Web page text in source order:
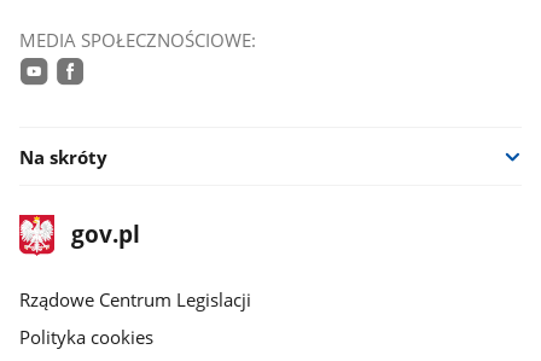
MEDIA SPOŁECZNOŚCIOWE:
Na skróty
stopka
gov.plStrona
gov.pl
Rządowe Centrum Legislacji
Polityka cookies